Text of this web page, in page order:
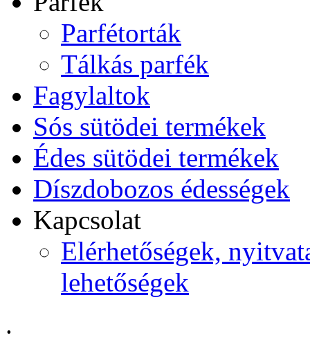
Parfétorták
Tálkás parfék
Fagylaltok
Sós sütödei termékek
Édes sütödei termékek
Díszdobozos édességek
Kapcsolat
Elérhetőségek,
lehetőségek
.